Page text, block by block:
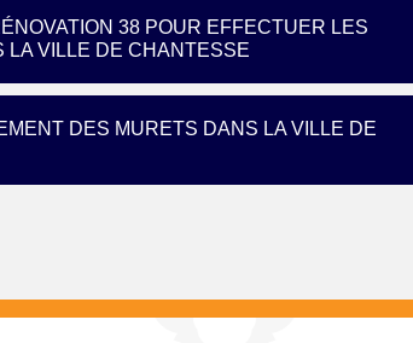
38 POUR EFFECTUER LES
LA VILLE DE CHANTESSE
DES MURETS DANS LA VILLE DE